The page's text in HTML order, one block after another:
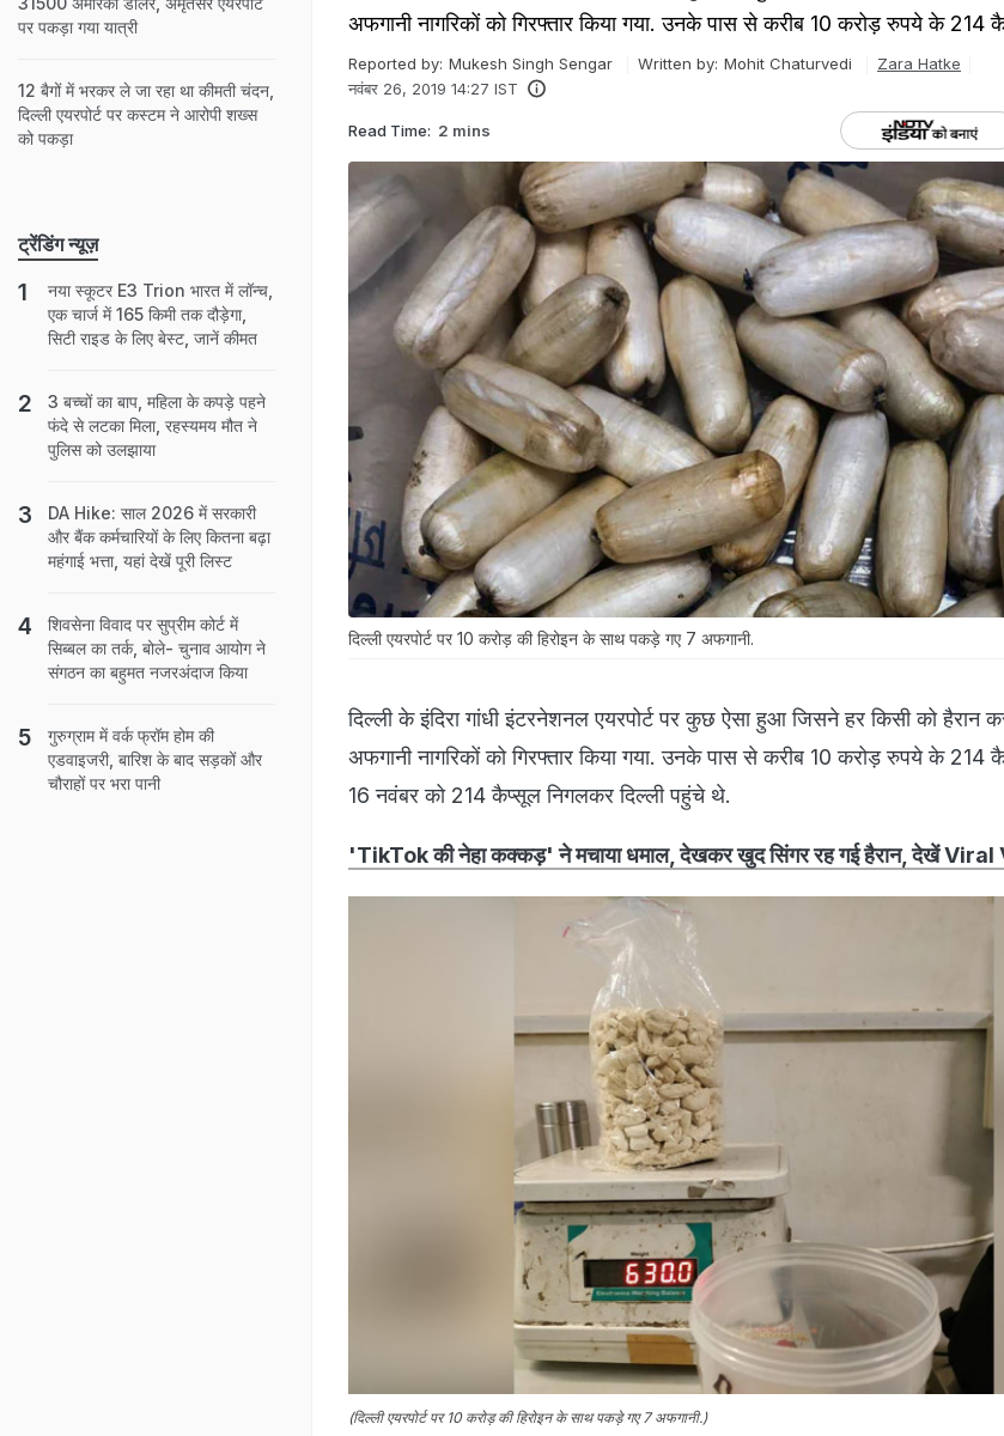
अफगानी नागरिकों को गिरफ्तार किया गया. उनके पास से करीब 10 करोड़ रुपये के 214
Reported by: Mukesh Singh Sengar Written by: Mohit Chaturvedi
Zara Hatke
नवंबर 26, 2019 14:27 IST
Read Time: 2 mins
दिल्ली एयरपोर्ट पर 10 करोड़ की हिरोइन के साथ पकड़े गए 7 अफगानी.
दिल्ली के इंदिरा गांधी इंटरनेशनल एयरपोर्ट पर कुछ ऐसा हुआ जिसने हर किसी को हैरान
अफगानी नागरिकों को गिरफ्तार किया गया. उनके पास से करीब 10 करोड़ रुपये के 214
16 नवंबर को 214 कैप्सूल निगलकर दिल्ली पहुंचे थे.
'TikTok की नेहा कक्कड़' ने मचाया धमाल, देखकर खुद सिंगर रह गई हैरान, देखें
(दिल्ली एयरपोर्ट पर 10 करोड़ की हिरोइन के साथ पकड़े गए 7 अफगानी.)
पर पकड़ा गया यात्री
12 बैगों में भरकर ले जा रहा था कीमती चंदन,
दिल्ली एयरपोर्ट पर कस्टम ने आरोपी शख्स
को पकड़ा
ट्रेंडिंग न्यूज़
नया स्कूटर E3 Trion भारत में लॉन्च,
एक चार्ज में 165 किमी तक दौड़ेगा,
सिटी राइड के लिए बेस्ट, जानें कीमत
3 बच्चों का बाप, महिला के कपड़े पहने
फंदे से लटका मिला, रहस्यमय मौत ने
पुलिस को उलझाया
DA Hike: साल 2026 में सरकारी
और बैंक कर्मचारियों के लिए कितना बढ़ा
महंगाई भत्ता, यहां देखें पूरी लिस्ट
शिवसेना विवाद पर सुप्रीम कोर्ट में
सिब्बल का तर्क, बोले- चुनाव आयोग ने
संगठन का बहुमत नजरअंदाज किया
गुरुग्राम में वर्क फ्रॉम होम की
एडवाइजरी, बारिश के बाद सड़कों और
चौराहों पर भरा पानी